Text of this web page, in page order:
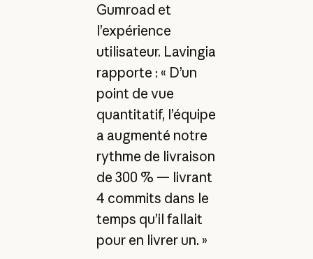
Gumroad et
l’expérience
utilisateur. Lavingia
rapporte : « D’un
point de vue
quantitatif, l’équipe
a augmenté notre
rythme de livraison
de 300 % — livrant
4 commits dans le
temps qu’il fallait
pour en livrer un. »